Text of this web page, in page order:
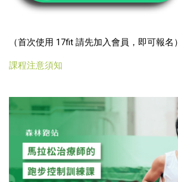
（首次使用 17fit 請先加入會員，即可報名）
課程注意須知